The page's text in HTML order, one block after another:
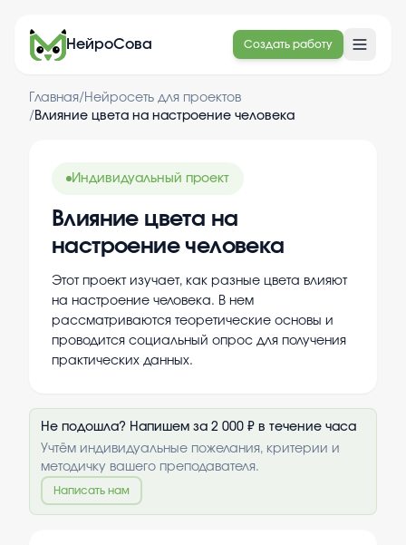
НейроСова Создать работу
Главная/ Нейросеть для проектов
/ Влияние цвета на настроение человека
Индивидуальный проект
Влияние цвета на
настроение человека
Этот проект изучает, как разные цвета влияют
на настроение человека. В нем
рассматриваются теоретические основы и
проводится социальный опрос для получения
практических данных.
Не подошла? Напишем за 2 000 ₽ в течение часа
Учтём индивидуальные пожелания, критерии и
методичку вашего преподавателя.
Написать нам